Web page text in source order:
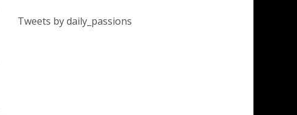
Tweets by daily_passions